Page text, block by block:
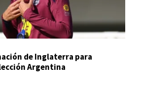
de Inglaterra para
Argentina